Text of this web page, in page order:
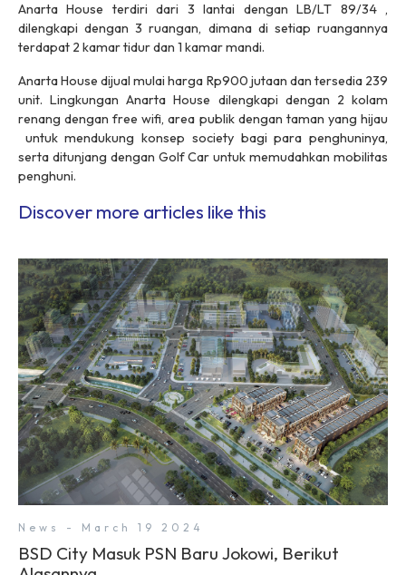
Anarta House terdiri dari 3 lantai dengan LB/LT 89/34 ,
dilengkapi dengan 3 ruangan, dimana di setiap ruangannya
terdapat 2 kamar tidur dan 1 kamar mandi.
Anarta House dijual mulai harga Rp900 jutaan dan tersedia 239
unit. Lingkungan Anarta House dilengkapi dengan 2 kolam
renang dengan free wifi, area publik dengan taman yang hijau
untuk mendukung konsep society bagi para penghuninya,
serta ditunjang dengan Golf Car untuk memudahkan mobilitas
penghuni.
Discover more articles like this
News - March 19 2024
BSD City Masuk PSN Baru Jokowi, Berikut